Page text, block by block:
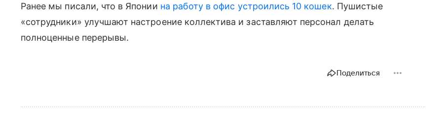
Ранее мы писали, что в Японии на работу в офис устроились 10 кошек. Пушистые
«сотрудники» улучшают настроение коллектива и заставляют персонал делать
полноценные перерывы.
Поделиться